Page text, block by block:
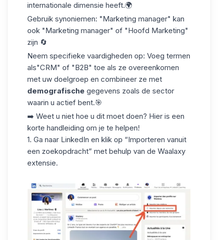
internationale dimensie heeft.🌍
Gebruik synoniemen: "Marketing manager" kan
ook "Marketing manager" of "Hoofd Marketing"
zijn 🔄
Neem specifieke vaardigheden op: Voeg termen
als"CRM" of "B2B" toe als ze overeenkomen
met uw doelgroep en combineer ze met
demografische gegevens zoals de sector
waarin u actief bent.🎯
➡️ Weet u niet hoe u dit moet doen? Hier is een
korte handleiding om je te helpen!
1. Ga naar LinkedIn en klik op “Importeren vanuit
een zoekopdracht” met behulp van de Waalaxy
extensie.